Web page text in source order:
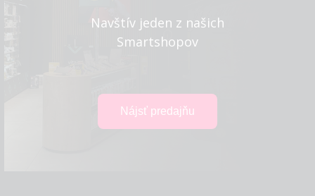
Navštív jeden z našich
Smartshopov